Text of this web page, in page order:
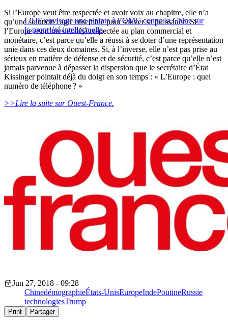
L’UE envisage une plainte à l’OMC contre la Chine sur
la propriété intellectuelle
Si l’Europe veut être respectée et avoir voix au chapitre, elle n’a
qu’une solution : agir ensemble pour sauver sa puissance. Si
l’Europe est d’ores et déjà respectée au plan commercial et
monétaire, c’est parce qu’elle a réussi à se doter d’une représentation
unie dans ces deux domaines. Si, à l’inverse, elle n’est pas prise au
sérieux en matière de défense et de sécurité, c’est parce qu’elle n’est
jamais parvenue à dépasser la dispersion que le secrétaire d’État
Kissinger pointait déjà du doigt en son temps : « L’Europe : quel
numéro de téléphone ? »
>>Lire la suite sur Ouest-France.
Jun 27, 2018 - 09:28
ChinedémographieÉtats-UnisEuropeIndePoutineRussie
technologiesTrump
Print Partager